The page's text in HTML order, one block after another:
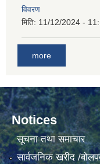
विवरण
मिति: 11/12/2024 -
more
Notices
सूचना तथा समाचार
सार्वजनिक खरीद /